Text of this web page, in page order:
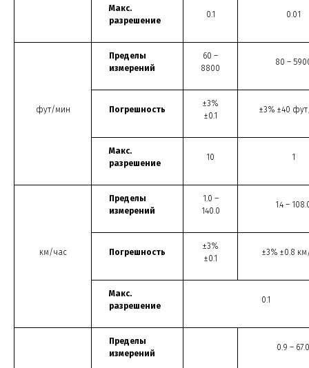
Макс.
разрешение
0.1 0.01
фут/мин
Пределы
измерений
60 –
8800
80 –
Погрешность
±3%
±0.1
±3% ±40
Макс.
разрешение
10 1
км/час
Пределы
измерений
1.0 –
140.0
1.4 –
Погрешность
±3%
±0.1
±3% ±0.8
Макс.
разрешение
0.1
Пределы
измерений
0.9 – 67.0